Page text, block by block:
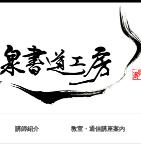
講師紹介 教室・通信講座案内